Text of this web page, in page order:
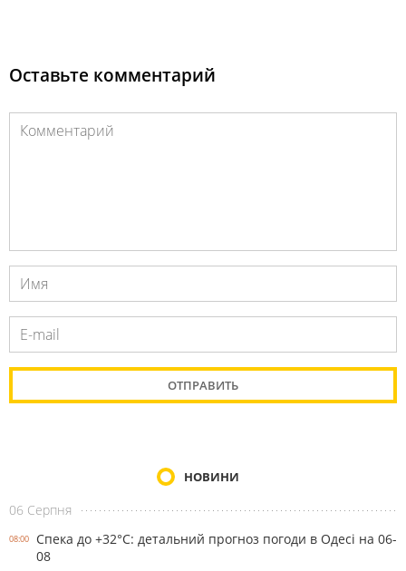
Оставьте комментарий
НОВИНИ
06 Серпня
08:00
Спека до +32°С: детальний прогноз погоди в Одесі на 06-
08